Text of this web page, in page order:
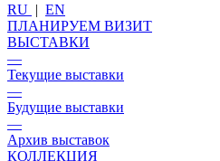
RU | EN
ПЛАНИРУЕМ ВИЗИТ
ВЫСТАВКИ
—
Текущие выставки
—
Будущие выставки
—
Архив выставок
КОЛЛЕКЦИЯ